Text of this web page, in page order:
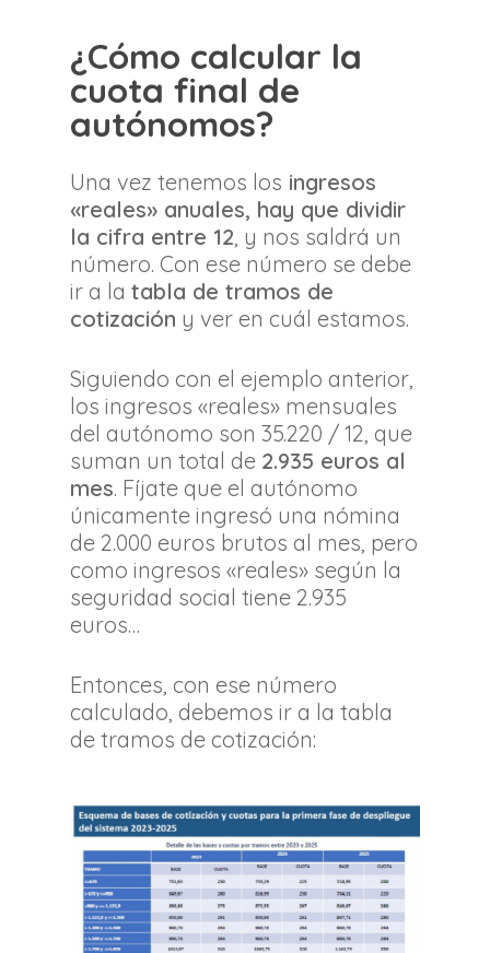
¿Cómo calcular la
cuota final de
autónomos?
Una vez tenemos los ingresos
«reales» anuales, hay que dividir
la cifra entre 12, y nos saldrá un
número. Con ese número se debe
ir a la tabla de tramos de
cotización y ver en cuál estamos.
Siguiendo con el ejemplo anterior,
los ingresos «reales» mensuales
del autónomo son 35.220 / 12, que
suman un total de 2.935 euros al
mes. Fíjate que el autónomo
únicamente ingresó una nómina
de 2.000 euros brutos al mes, pero
como ingresos «reales» según la
seguridad social tiene 2.935
euros…
Entonces, con ese número
calculado, debemos ir a la tabla
de tramos de cotización: